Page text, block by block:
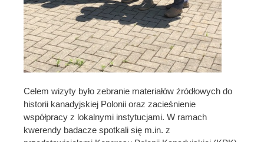
Celem wizyty było zebranie materiałów źródłowych do
historii kanadyjskiej Polonii oraz zacieśnienie
współpracy z lokalnymi instytucjami. W ramach
kwerendy badacze spotkali się m.in. z